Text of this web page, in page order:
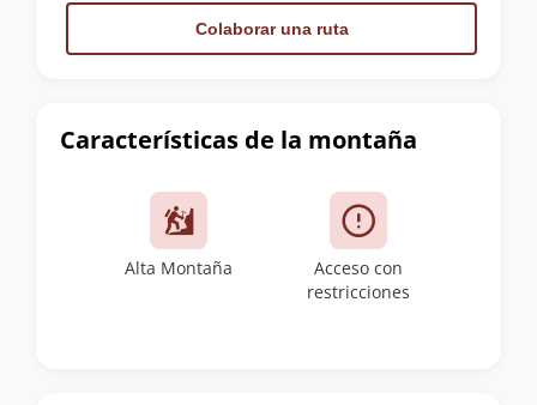
Características de la montaña
Alta Montaña
Acceso con
restricciones
Colaborar una ruta